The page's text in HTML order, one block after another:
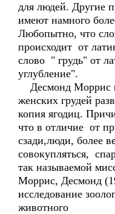
для людей. Другие
имеют намного
Любопытно, что
происходит от
слово " грудь" от
углубление".
Десмонд Моррис
женских грудей
копия ягодиц.
что в отличие от
сзади,люди, более
совокупляться,
так называемой
Моррис, Десмонд
исследование
животного